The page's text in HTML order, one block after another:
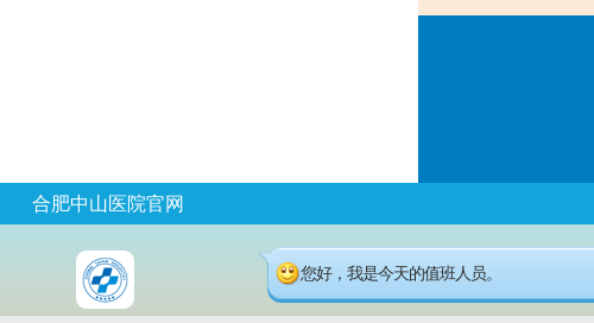
您想了解什么问题？可以点击直接咨询。